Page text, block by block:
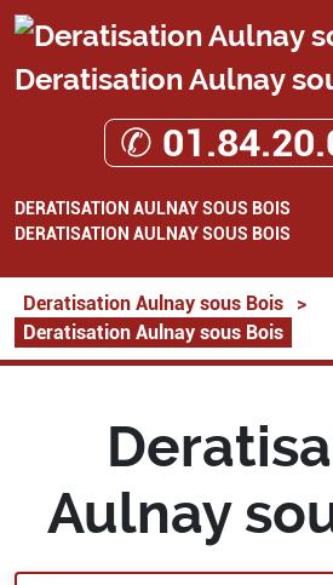
Deratisation Aulnay
✆
DERATISATION AULNAY SOUS BOIS
DERATISATION AULNAY SOUS BOIS
Deratisation Aulnay sous Bois
>
Deratisation Aulnay sous Bois
Aulnay